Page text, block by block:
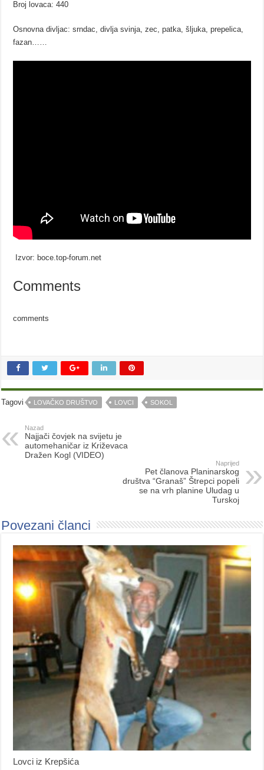
Broj lovaca: 440
Osnovna divljac: srndac, divlja svinja, zec, patka, šljuka, prepelica,
fazan……
Izvor: boce.top-forum.net
Comments
comments
Tagovi LOVAČKO DRUŠTVO LOVCI SOKOL
Nazad
Najjači čovjek na svijetu je
automehaničar iz Križevaca
Dražen Kogl (VIDEO)
Naprijed
Pet članova Planinarskog
društva “Granaš” Štrepci popeli
se na vrh planine Uludag u
Turskoj
Povezani članci
Lovci iz Krepšića